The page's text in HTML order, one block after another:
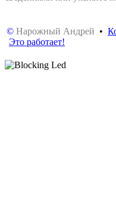
© Нарожный Андрей •
Это работает!